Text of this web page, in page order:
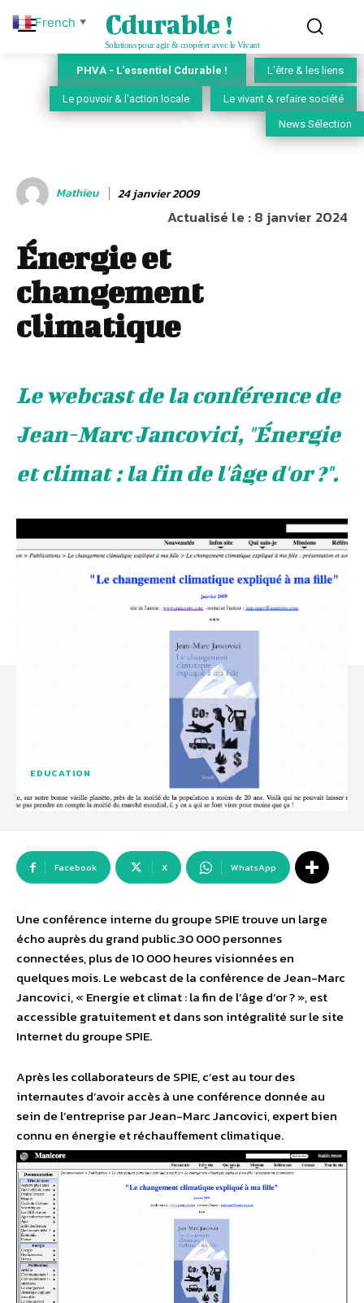
Cdurable !
Solutions pour agir & coopérer avec le Vivant
PHVA - L'essentiel Cdurable ! L'être & les liens
Le pouvoir & l'action locale Le vivant & refaire société
News Sélection
Mathieu 24 janvier 2009
Actualisé le :8 janvier 2024
Énergie et
changement
climatique
Le webcast de la conférence de
Jean-Marc Jancovici, "Énergie
et climat : la fin de l'âge d'or ?".
EDUCATION
Facebook X WhatsApp
Une conférence interne du groupe SPIE trouve un large
écho auprès du grand public.30 000 personnes
connectées, plus de 10 000 heures visionnées en
quelques mois. Le webcast de la conférence de Jean-Marc
Jancovici, « Energie et climat : la fin de l’âge d’or ? », est
accessible gratuitement et dans son intégralité sur le site
Internet du groupe SPIE.
Après les collaborateurs de SPIE, c’est au tour des
internautes d’avoir accès à une conférence donnée au
sein de l’entreprise par Jean-Marc Jancovici, expert bien
connu en énergie et réchauffement climatique.
French ▼